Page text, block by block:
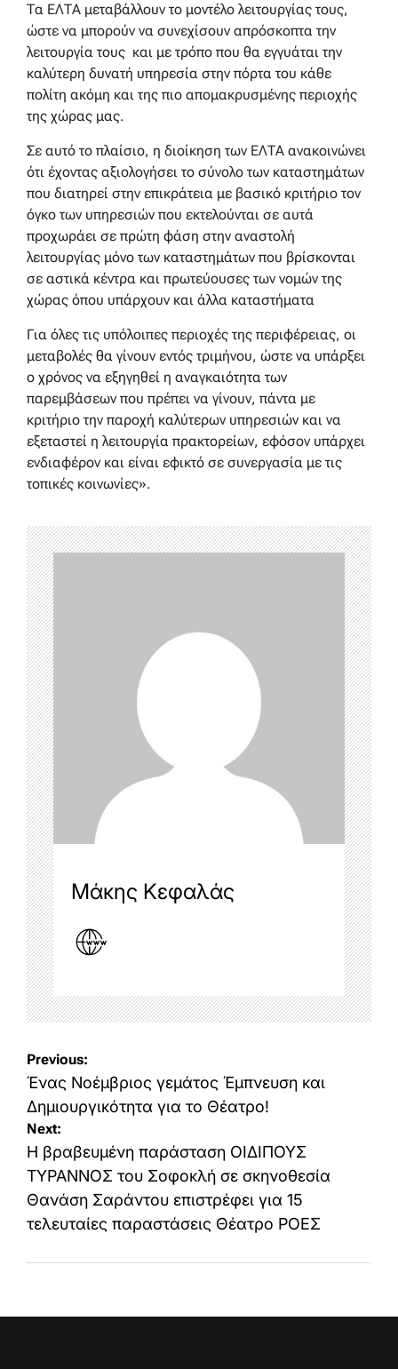
Τα ΕΛΤΑ μεταβάλλουν το μοντέλο λειτουργίας τους,
ώστε να μπορούν να συνεχίσουν απρόσκοπτα την
λειτουργία τους ​ και με τρόπο που θα εγγυάται την
καλύτερη δυνατή υπηρεσία στην πόρτα του κάθε
πολίτη ακόμη και της πιο απομακρυσμένης περιοχής
της χώρας μας.
Σε αυτό το πλαίσιο, η διοίκηση των ΕΛΤΑ ανακοινώνει
ότι έχοντας αξιολογήσει το σύνολο των καταστημάτων
που διατηρεί στην επικράτεια με βασικό κριτήριο τον
όγκο των υπηρεσιών που εκτελούνται σε αυτά
προχωράει σε πρώτη φάση στην αναστολή
λειτουργίας μόνο των καταστημάτων που βρίσκονται
σε αστικά κέντρα και πρωτεύουσες των νομών της
χώρας όπου υπάρχουν και άλλα καταστήματα
Για όλες τις υπόλοιπες περιοχές της περιφέρειας, οι
μεταβολές θα γίνουν εντός τριμήνου, ώστε να υπάρξει
ο χρόνος να εξηγηθεί η αναγκαιότητα των
παρεμβάσεων που πρέπει να γίνουν, πάντα με
κριτήριο την παροχή καλύτερων υπηρεσιών και να
εξεταστεί η λειτουργία πρακτορείων, εφόσον υπάρχει
ενδιαφέρον και είναι εφικτό σε συνεργασία με τις
τοπικές κοινωνίες».
Μάκης Κεφαλάς
Post
navigation
Previous:
Ένας Νοέμβριος γεμάτος Έμπνευση και
Δημιουργικότητα για το Θέατρο!
Next:
Η βραβευμένη παράσταση ΟΙΔΙΠΟΥΣ
ΤΥΡΑΝΝΟΣ του Σοφοκλή σε σκηνοθεσία
Θανάση Σαράντου επιστρέφει για 15
τελευταίες παραστάσεις Θέατρο ΡΟΕΣ